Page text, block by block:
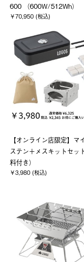
600 （600W/512Wh）
￥70,950 (税込)
【オンライン店限定】マ
ステン＋メスキットセッ
料付き）
￥3,980 (税込)